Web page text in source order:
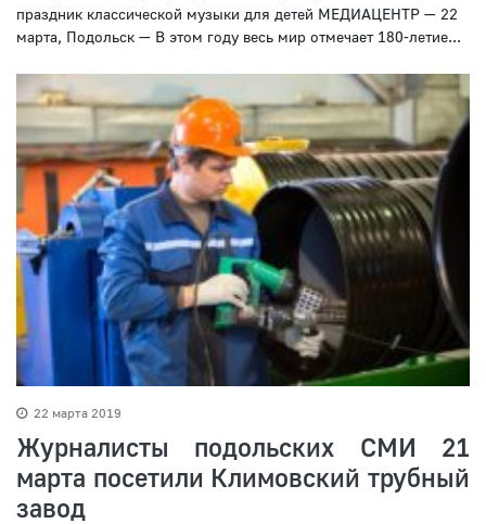
праздник классической музыки для детей МЕДИАЦЕНТР — 22
марта, Подольск — В этом году весь мир отмечает 180-летие...
22 марта 2019
Журналисты подольских СМИ 21
марта посетили Климовский трубный
завод